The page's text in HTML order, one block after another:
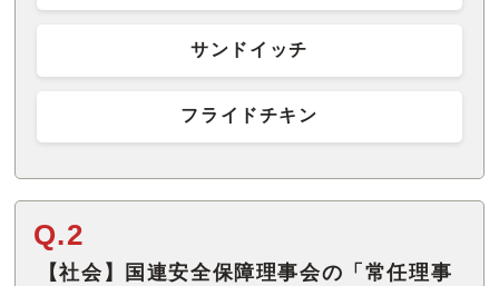
サンドイッチ
フライドチキン
Q.2
【社会】国連安全保障理事会の「常任理事